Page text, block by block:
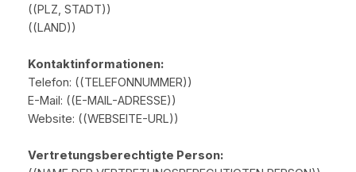
((PLZ, STADT))
((LAND))
Kontaktinformationen:
Telefon: ((TELEFONNUMMER))
E-Mail: ((E-MAIL-ADRESSE))
Website: ((WEBSEITE-URL))
Vertretungsberechtigte Person: